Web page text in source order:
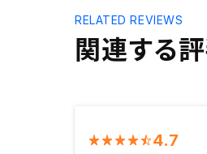
関連する
RELATED REVIEWS
4.7